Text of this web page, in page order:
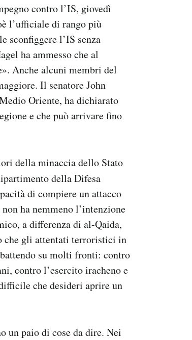
contro l’IS, giovedì
l’ufficiale di rango più
sconfiggere l’IS senza
ha ammesso che al
Anche alcuni membri del
Il senatore John
Oriente, ha dichiarato
e che può arrivare fino
della minaccia dello Stato
della Difesa
di compiere un attacco
ha nemmeno l’intenzione
a differenza di al-Qaida,
che gli attentati terroristici in
su molti fronti: contro
contro l’esercito iracheno e
che desideri aprire un
un paio di cose da dire. Nei